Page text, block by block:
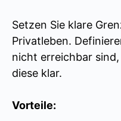
Setzen Sie klare
Privatleben.
nicht erreichbar
diese klar.
Vorteile: